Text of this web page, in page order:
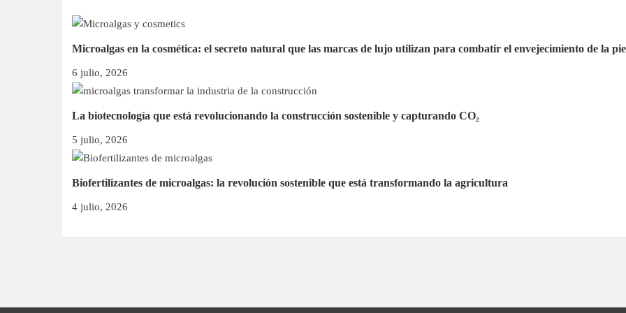
Microalgas en la cosmética: el secreto natural que las marcas de lujo utilizan para combatir el envejecimiento de la
6 julio, 2026
La biotecnología que está revolucionando la construcción sostenible y capturando CO₂
5 julio, 2026
Biofertilizantes de microalgas: la revolución sostenible que está transformando la agricultura
4 julio, 2026